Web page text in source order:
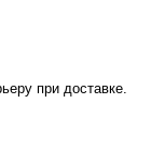
при доставке.